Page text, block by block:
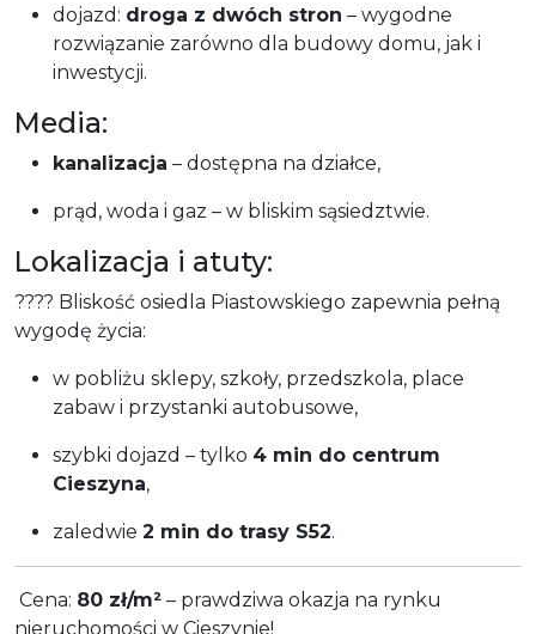
dojazd: droga z dwóch stron – wygodne
rozwiązanie zarówno dla budowy domu, jak i
inwestycji.
Media:
kanalizacja – dostępna na działce,
prąd, woda i gaz – w bliskim sąsiedztwie.
Lokalizacja i atuty:
???? Bliskość osiedla Piastowskiego zapewnia pełną
wygodę życia:
w pobliżu sklepy, szkoły, przedszkola, place
zabaw i przystanki autobusowe,
szybki dojazd – tylko 4 min do centrum
Cieszyna,
zaledwie 2 min do trasy S52.
Cena: 80 zł/m² – prawdziwa okazja na rynku
nieruchomości w Cieszynie!